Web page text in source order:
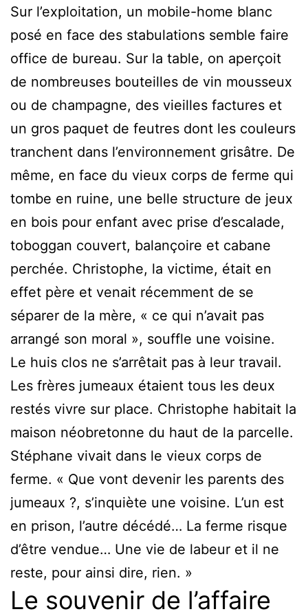
Sur l’exploitation, un mobile-home blanc
posé en face des stabulations semble faire
office de bureau. Sur la table, on aperçoit
de nombreuses bouteilles de vin mousseux
ou de champagne, des vieilles factures et
un gros paquet de feutres dont les couleurs
tranchent dans l’environnement grisâtre. De
même, en face du vieux corps de ferme qui
tombe en ruine, une belle structure de jeux
en bois pour enfant avec prise d’escalade,
toboggan couvert, balançoire et cabane
perchée. Christophe, la victime, était en
effet père et venait récemment de se
séparer de la mère, « ce qui n’avait pas
arrangé son moral », souffle une voisine.
Le huis clos ne s’arrêtait pas à leur travail.
Les frères jumeaux étaient tous les deux
restés vivre sur place. Christophe habitait la
maison néobretonne du haut de la parcelle.
Stéphane vivait dans le vieux corps de
ferme. « Que vont devenir les parents des
jumeaux ?, s’inquiète une voisine. L’un est
en prison, l’autre décédé… La ferme risque
d’être vendue… Une vie de labeur et il ne
reste, pour ainsi dire, rien. »
Le souvenir de l’affaire